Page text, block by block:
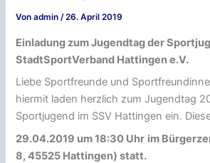
Vonadmin/26. April 2019
Einladung zum Jugendtag der
StadtSportVerband Hattingen e.V.
Liebe Sportfreunde und
hiermit laden herzlich zum Jugendtag
Sportjugend im SSV Hattingen ein.
29.04.2019 um 18:30 Uhr im
8, 45525 Hattingen) statt.